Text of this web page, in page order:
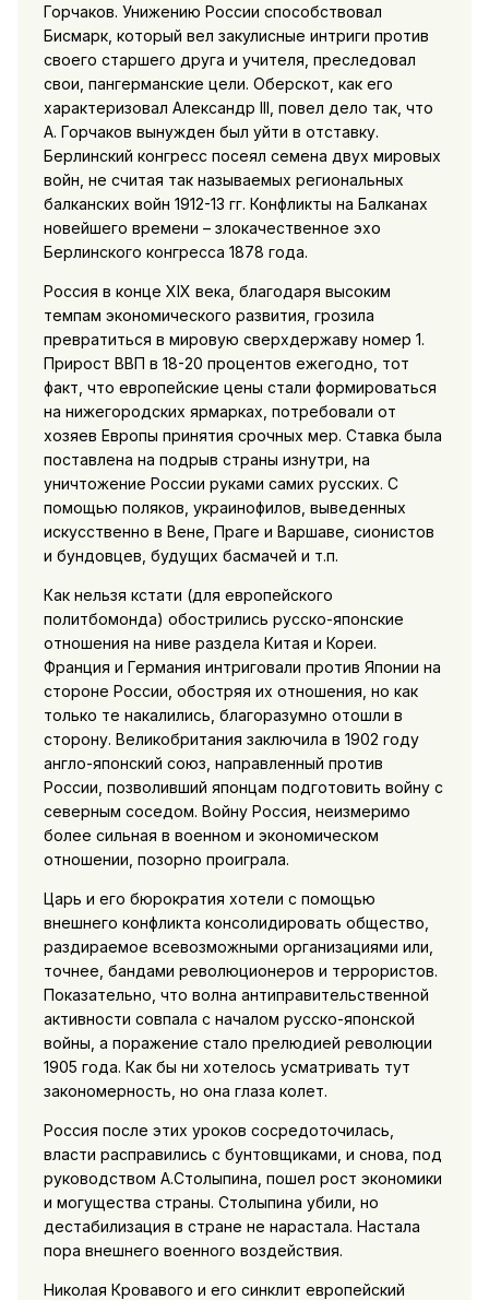
Горчаков. Унижению России способствовал
Бисмарк, который вел закулисные интриги против
своего старшего друга и учителя, преследовал
свои, пангерманские цели. Оберскот, как его
характеризовал Александр III, повел дело так, что
А. Горчаков вынужден был уйти в отставку.
Берлинский конгресс посеял семена двух мировых
войн, не считая так называемых региональных
балканских войн 1912-13 гг. Конфликты на Балканах
новейшего времени – злокачественное эхо
Берлинского конгресса 1878 года.
Россия в конце XIX века, благодаря высоким
темпам экономического развития, грозила
превратиться в мировую сверхдержаву номер 1.
Прирост ВВП в 18-20 процентов ежегодно, тот
факт, что европейские цены стали формироваться
на нижегородских ярмарках, потребовали от
хозяев Европы принятия срочных мер. Ставка была
поставлена на подрыв страны изнутри, на
уничтожение России руками самих русских. С
помощью поляков, украинофилов, выведенных
искусственно в Вене, Праге и Варшаве, сионистов
и бундовцев, будущих басмачей и т.п.
Как нельзя кстати (для европейского
политбомонда) обострились русско-японские
отношения на ниве раздела Китая и Кореи.
Франция и Германия интриговали против Японии на
стороне России, обостряя их отношения, но как
только те накалились, благоразумно отошли в
сторону. Великобритания заключила в 1902 году
англо-японский союз, направленный против
России, позволивший японцам подготовить войну с
северным соседом. Войну Россия, неизмеримо
более сильная в военном и экономическом
отношении, позорно проиграла.
Царь и его бюрократия хотели с помощью
внешнего конфликта консолидировать общество,
раздираемое всевозможными организациями или,
точнее, бандами революционеров и террористов.
Показательно, что волна антиправительственной
активности совпала с началом русско-японской
войны, а поражение стало прелюдией революции
1905 года. Как бы ни хотелось усматривать тут
закономерность, но она глаза колет.
Россия после этих уроков сосредоточилась,
власти расправились с бунтовщиками, и снова, под
руководством А.Столыпина, пошел рост экономики
и могущества страны. Столыпина убили, но
дестабилизация в стране не нарастала. Настала
пора внешнего военного воздействия.
Николая Кровавого и его синклит европейский